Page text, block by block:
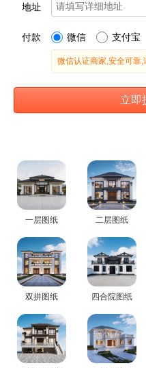
一层图纸 二层图纸
双拼图纸 四合院图纸